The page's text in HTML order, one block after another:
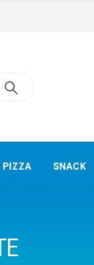
PIZZA SNACK